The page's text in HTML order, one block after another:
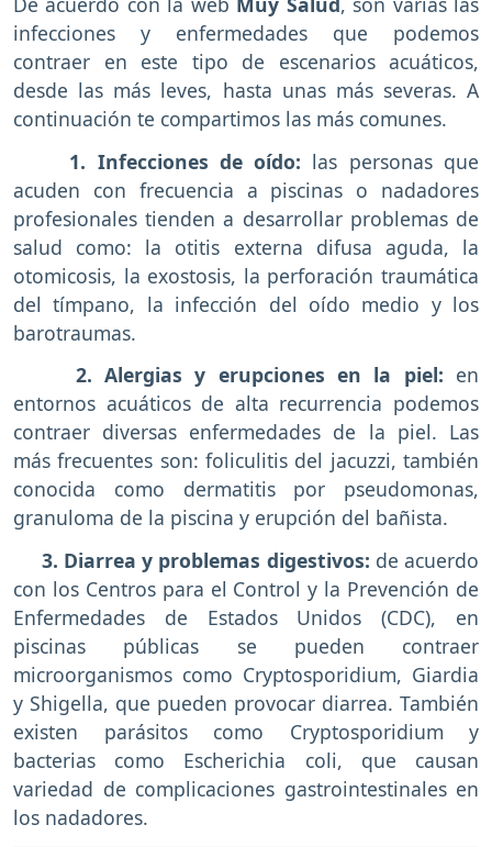
infecciones y enfermedades que podemos
contraer en este tipo de escenarios acuáticos,
desde las más leves, hasta unas más severas. A
continuación te compartimos las más comunes.
1. Infecciones de oído: las personas que
acuden con frecuencia a piscinas o nadadores
profesionales tienden a desarrollar problemas de
salud como: la otitis externa difusa aguda, la
otomicosis, la exostosis, la perforación traumática
del tímpano, la infección del oído medio y los
barotraumas.
2. Alergias y erupciones en la piel: en
entornos acuáticos de alta recurrencia podemos
contraer diversas enfermedades de la piel. Las
más frecuentes son: foliculitis del jacuzzi, también
conocida como dermatitis por pseudomonas,
granuloma de la piscina y erupción del bañista.
3. Diarrea y problemas digestivos: de acuerdo
con los Centros para el Control y la Prevención de
Enfermedades de Estados Unidos (CDC), en
piscinas públicas se pueden contraer
microorganismos como Cryptosporidium, Giardia
y Shigella, que pueden provocar diarrea. También
existen parásitos como Cryptosporidium y
bacterias como Escherichia coli, que causan
variedad de complicaciones gastrointestinales en
los nadadores.